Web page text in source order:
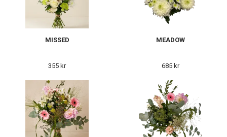
MISSED
355 kr
MEADOW
685 kr